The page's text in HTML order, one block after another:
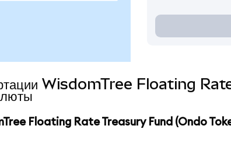
WisdomTree Floating
Floating Rate Treasury Fund (Ondo